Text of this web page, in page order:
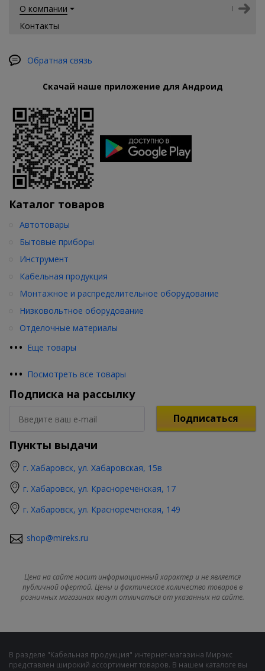
О компании
Контакты
Обратная связь
Скачай наше приложение для Андроид
Каталог товаров
••• Еще товары
Автотовары
Бытовые приборы
Инструмент
Кабельная продукция
Монтажное и распределительное оборудование
Низковольтное оборудование
Отделочные материалы
••• Посмотреть все товары
Подписка на рассылку
Подписаться
Пункты выдачи
г. Хабаровск, ул. Хабаровская, 15в
г. Хабаровск, ул. Краснореченская, 17
г. Хабаровск, ул. Краснореченская, 149
shop@mireks.ru
Цена на сайте носит информационный характер и не является
публичной офертой. Цены и фактическое количество товаров в
розничных магазинах могут отличаться от указанных на сайте.
В разделе "Кабельная продукция" интернет-магазина Мирэкс
представлен широкий ассортимент товаров. В нашем каталоге вы